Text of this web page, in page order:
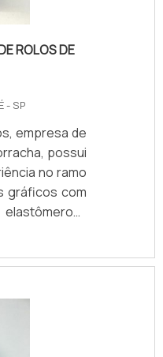
ROLOS DE
- SP
empresa de
possui
no ramo
gráficos com
Nitrílica;
DE
um com
exemplo: o
conhecido
podendo